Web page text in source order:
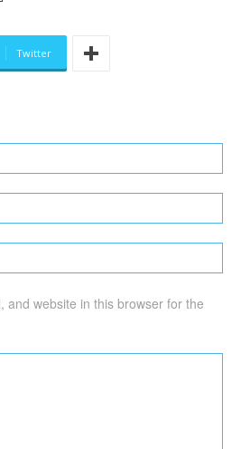
Twitter
and website in this browser for the